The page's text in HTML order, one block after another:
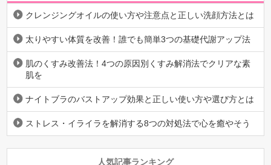
クレンジングオイルの使い方や注意点と正しい洗顔方法とは
太りやすい体質を改善！誰でも簡単3つの基礎代謝アップ法
肌のくすみ改善法！4つの原因別くすみ解消法でクリアな素
肌を
ナイトブラのバストアップ効果と正しい使い方や選び方とは
ストレス・イライラを解消する8つの対処法で心を癒やそう
人気記事ランキング